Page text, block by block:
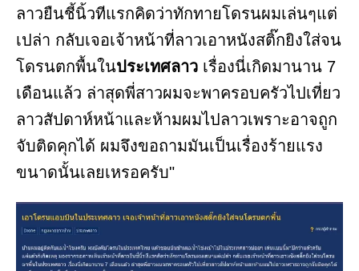
ลาวยืนชี้นิ้วทีแรกคิดว่าทักทายโดรนผมเล่นๆแต่
เปล่า กลับเจอเจ้าหน้าที่ลาวเอาหนังสติ๊กยิงใส่จน
โดรนตกพื้นในประเทศลาว เรื่องนี่เกิดมานาน 7
เดือนแล้ว ล่าสุดพี่สาวผมจะพาครอบครัวไปเที่ยว
ลาวสัปดาห์หน้าและห้ามผมไปลาวเพราะอาจถูก
จับติดคุกได้ ผมจึงขอถามมันเป็นเรื่องร้ายแรง
ขนาดนั้นเลยเหรอครับ"